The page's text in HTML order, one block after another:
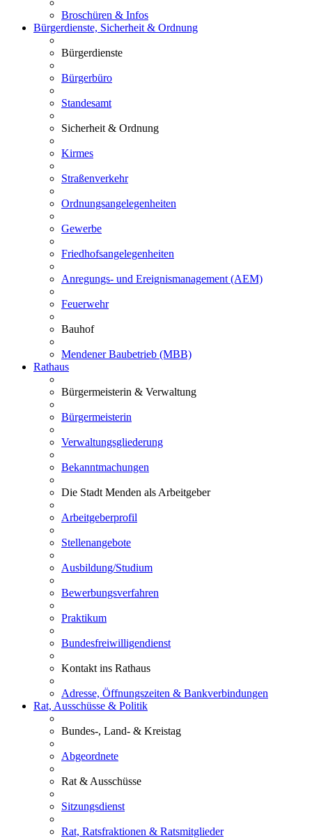
Broschüren & Infos
Bürgerdienste, Sicherheit & Ordnung
Bürgerdienste
Bürgerbüro
Standesamt
Sicherheit & Ordnung
Kirmes
Straßenverkehr
Ordnungsangelegenheiten
Gewerbe
Friedhofsangelegenheiten
Anregungs- und Ereignismanagement (AEM)
Feuerwehr
Bauhof
Mendener Baubetrieb (MBB)
Rathaus
Bürgermeisterin & Verwaltung
Bürgermeisterin
Verwaltungsgliederung
Bekanntmachungen
Die Stadt Menden als Arbeitgeber
Arbeitgeberprofil
Stellenangebote
Ausbildung/Studium
Bewerbungsverfahren
Praktikum
Bundesfreiwilligendienst
Kontakt ins Rathaus
Adresse, Öffnungszeiten & Bankverbindungen
Rat, Ausschüsse & Politik
Bundes-, Land- & Kreistag
Abgeordnete
Rat & Ausschüsse
Sitzungsdienst
Rat, Ratsfraktionen & Ratsmitglieder